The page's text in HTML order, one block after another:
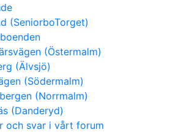
(SeniorboTorget)
(Östermalm)
(Älvsjö)
(Södermalm)
(Norrmalm)
(Danderyd)
och svar i vårt forum